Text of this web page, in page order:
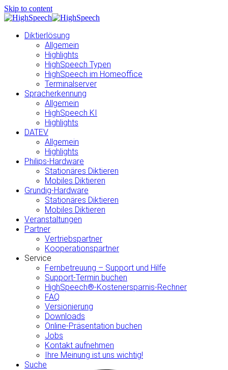
Skip to content
Diktierlösung
Allgemein
Highlights
HighSpeech Typen
HighSpeech im Homeoffice
Terminalserver
Spracherkennung
Allgemein
HighSpeech KI
Highlights
DATEV
Allgemein
Highlights
Philips-Hardware
Stationäres Diktieren
Mobiles Diktieren
Grundig-Hardware
Stationäres Diktieren
Mobiles Diktieren
Veranstaltungen
Partner
Vertriebspartner
Kooperationspartner
Service
Fernbetreuung – Support und Hilfe
Support-Termin buchen
HighSpeech®-Kostenersparnis-Rechner
FAQ
Versionierung
Downloads
Online-Präsentation buchen
Jobs
Kontakt aufnehmen
Ihre Meinung ist uns wichtig!
Suche